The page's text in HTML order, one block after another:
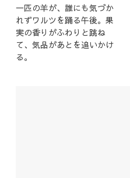
一匹の羊が、誰にも気づか
れずワルツを踊る午後。果
実の香りがふわりと跳ね
て、気品があとを追いかけ
る。